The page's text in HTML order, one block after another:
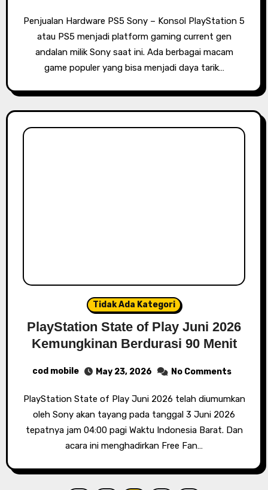
Penjualan Hardware PS5 Sony – Konsol PlayStation 5
atau PS5 menjadi platform gaming current gen
andalan milik Sony saat ini. Ada berbagai macam
game populer yang bisa menjadi daya tarik…
Tidak Ada Kategori
PlayStation State of Play Juni 2026
Kemungkinan Berdurasi 90 Menit
cod mobile May 23, 2026 No Comments
PlayStation State of Play Juni 2026 telah diumumkan
oleh Sony akan tayang pada tanggal 3 Juni 2026
tepatnya jam 04:00 pagi Waktu Indonesia Barat. Dan
acara ini menghadirkan Free Fan…